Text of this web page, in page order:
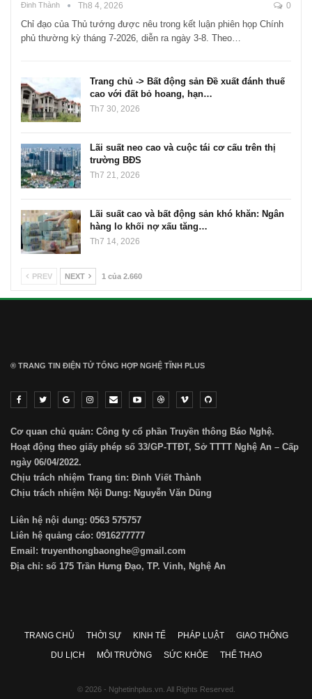
Đinh Thành Th8 4, 2026 0
Chỉ đạo của Thủ tướng được nêu trong kết luận phiên họp Chính
phủ thường kỳ tháng 7-2026, diễn ra ngày 3-8. Theo…
Trang chủ -> Bất động sản Đề xuất đánh thuế
cao với đất bỏ hoang, hạn…
Th7 30, 2026
Lãi suất neo cao và cuộc tái cơ cấu trên thị
trường BĐS
Th7 21, 2026
Lãi suất cao và bất động sản khó khăn: Ngân
hàng lo khối nợ xấu tăng…
Th7 14, 2026
PREV NEXT 1 của 2.660
® TRANG TIN ĐIỆN TỬ ТỔNG HỢP NGHỆ TĨNH PLUS
Cơ quan chủ quản: Công ty cổ phần Truyền thông Báo Nghệ.
Hoạt động theo giấy phép số 33/GP-TTĐT, Sở TTTT Nghệ An – Cấp
ngày 06/04/2022.
Chịu trách nhiệm Trang tin: Đinh Viết Thành
Chịu trách nhiệm Nội Dung: Nguyễn Văn Dũng
Liên hệ nội dung: 0563 575757
Liên hệ quảng cáo: 0916277777
Email: truyenthongbaonghe@gmail.com
Địa chỉ: số 175 Trần Hưng Đạo, TP. Vinh, Nghệ An
TRANG CHỦ THỜI SỰ KINH TẾ PHÁP LUẬT
GIAO THÔNG
DU LỊCH
MÔI TRƯỜNG SỨC KHỎE THỂ THAO
© 2026 - Nghetinhplus.vn. All Rights Reserved.